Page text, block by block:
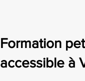
Formation
accessible à